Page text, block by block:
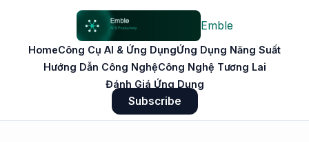
Emble
HomeCông Cụ AI & Ứng DụngỨng Dụng Năng Suất
Hướng Dẫn Công NghệCông Nghệ Tương Lai
Đánh Giá Ứng Dụng
Subscribe